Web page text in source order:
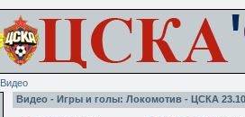
Видео
Видео - Игры и голы: Локомотив - ЦСКА